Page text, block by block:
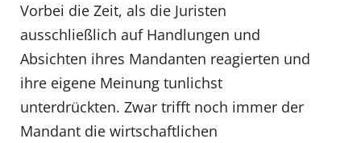
Vorbei die Zeit, als die Juristen
ausschließlich auf Handlungen und
Absichten ihres Mandanten reagierten und
ihre eigene Meinung tunlichst
unterdrückten. Zwar trifft noch immer der
Mandant die wirtschaftlichen